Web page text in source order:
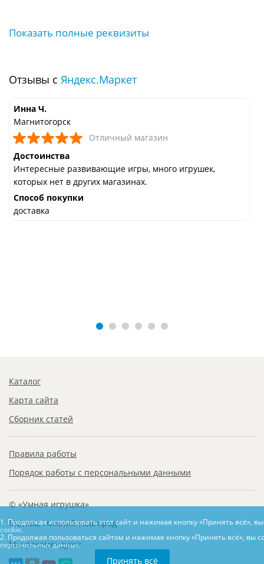
Показать полные реквизиты
Отзывы с Яндекс.Маркет
Инна Ч.
Магнитогорск
Отличный магазин
Достоинства
Интересные развивающие игры, много игрушек,
которых нет в других магазинах.
Способ покупки
доставка
Каталог
Карта сайта
Сборник статей
Правила работы
Порядок работы с персональными данными
© «Умная игрушка»
Москва, Нижний Новгород
Мы рекомендуем:
1. Продолжая использовать этот сайт и нажимая кнопку «Принять всё»,
cookie.
2. Продолжая пользоваться сайтом и нажимая кнопку «Принять всё», вы
персональных данных.
Принять всё